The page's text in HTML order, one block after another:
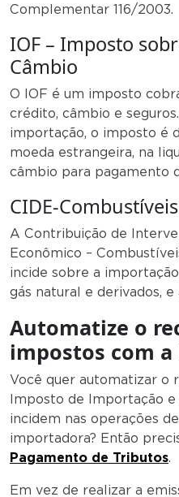
Complementar 116/2003.
IOF – Imposto
Câmbio
O IOF é um imposto
crédito, câmbio e
importação, o imposto é
moeda estrangeira, na
câmbio para pagamento
CIDE-Combustíveis
A Contribuição de
Econômico –
incide sobre a
gás natural e derivados,
Automatize o
impostos com a
Você quer automatizar o
Imposto de Importação
incidem nas operações
importadora? Então
Pagamento de Tributos.
Em vez de realizar a